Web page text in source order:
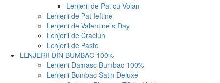
Lenjerii de Pat cu Volan
Lenjerii de Pat Ieftine
Lenjerii de Valentine`s Day
Lenjerii de Craciun
Lenjerii de Paste
LENJERII DIN BUMBAC 100%
Lenjerii Damasc Bumbac 100%
Lenjerii Bumbac Satin Deluxe